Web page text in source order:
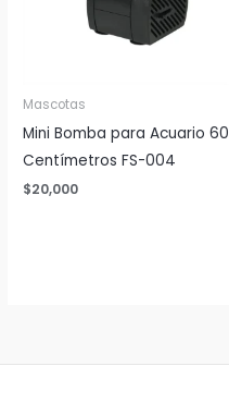
Mascotas
Mini Bomba para Acuario 60
Centímetros FS-004
$20,000